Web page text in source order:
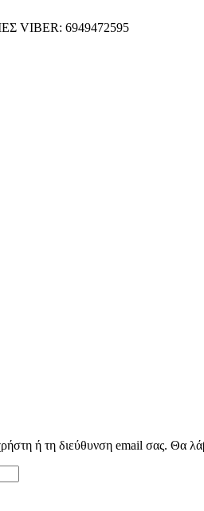
VIBER: 6949472595
ή τη διεύθυνση email σας. Θα